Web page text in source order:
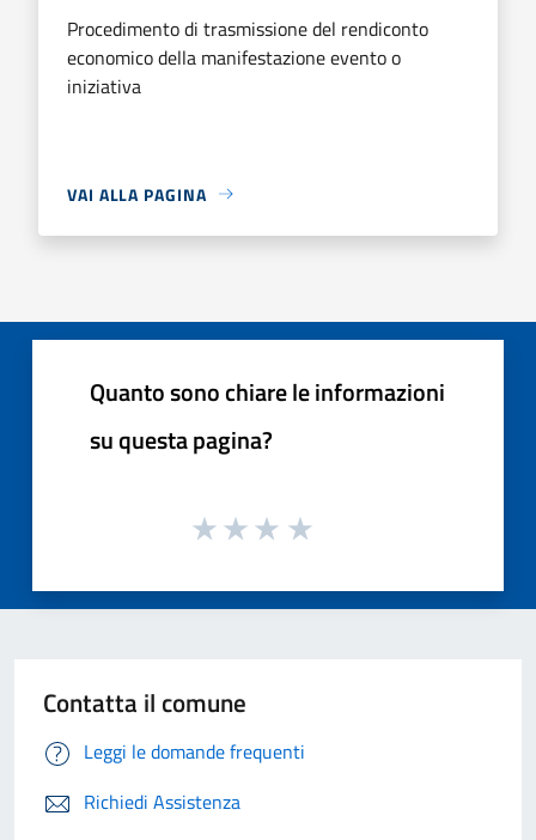
Procedimento di trasmissione del rendiconto
economico della manifestazione evento o
iniziativa
VAI ALLA PAGINA
Quanto sono chiare le informazioni
su questa pagina?
Contatta il comune
Leggi le domande frequenti
Richiedi Assistenza